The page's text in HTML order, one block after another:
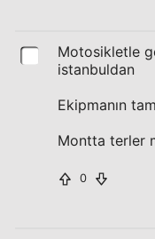
Motosikletle
istanbuldan
Ekipmanın
Montta terler
0